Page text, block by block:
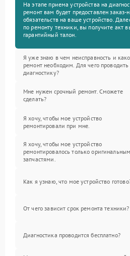
На этапе приема устройства на
ремонт вам будет предоставлен
обязательств на ваше устройство.
по ремонту техники, вы получите акт
гарантийный талон.
Я уже знаю в чем неисправность и
ремонт необходим. Для чего проводить
диагностику?
Мне нужен срочный ремонт. Сможете
сделать?
Я хочу, чтобы мое устройство
ремонтировали при мне.
Я хочу, чтобы мое устройство
ремонтировалось только
запчастями.
Как я узнаю, что мое устройство
От чего зависит срок ремонта техники?
Диагностика проводится бесплатно?